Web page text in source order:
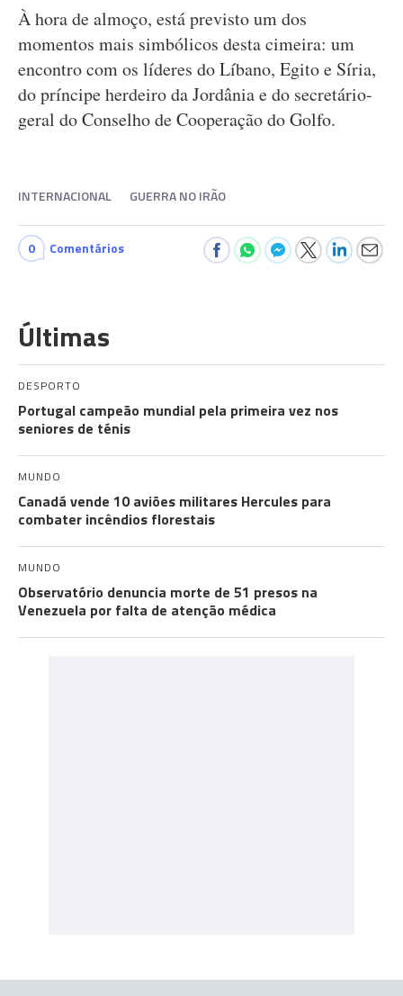
À hora de almoço, está previsto um dos
momentos mais simbólicos desta cimeira: um
encontro com os líderes do Líbano, Egito e Síria,
do príncipe herdeiro da Jordânia e do secretário-
geral do Conselho de Cooperação do Golfo.
INTERNACIONAL GUERRA NO IRÃO
0 Comentários
Últimas
DESPORTO
Portugal campeão mundial pela primeira vez nos
seniores de ténis
MUNDO
Canadá vende 10 aviões militares Hercules para
combater incêndios florestais
MUNDO
Observatório denuncia morte de 51 presos na
Venezuela por falta de atenção médica